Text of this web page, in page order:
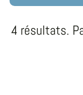
4 résultats.